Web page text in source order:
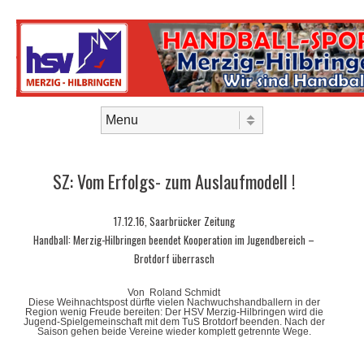
SZ: Vom Erfolgs- zum Auslaufmodell !
17.12.16, Saarbrücker Zeitung
Handball: Merzig-Hilbringen beendet Kooperation im Jugendbereich –
Brotdorf überrasch
Von Roland Schmidt
Diese Weihnachtspost dürfte vielen Nachwuchshandballern in der
Region wenig Freude bereiten: Der HSV Merzig-Hilbringen wird die
Jugend-Spielgemeinschaft mit dem TuS Brotdorf beenden. Nach der
Saison gehen beide Vereine wieder komplett getrennte Wege.